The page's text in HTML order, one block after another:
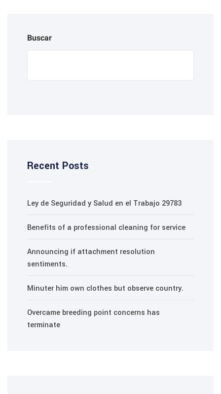
Buscar
Recent Posts
Ley de Seguridad y Salud en el Trabajo 29783
Benefits of a professional cleaning for service
Announcing if attachment resolution
sentiments.
Minuter him own clothes but observe country.
Overcame breeding point concerns has
terminate